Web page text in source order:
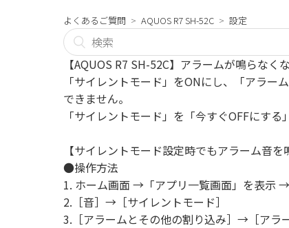
よくあるご質問 AQUOS R7 SH-52C 設定
【AQUOS R7 SH-52C】アラームが鳴らな
「サイレントモード」をONにし、「アラ
できません。
「サイレントモード」を「今すぐOFFにす
【サイレントモード設定時でもアラーム音を
●操作方法
1. ホーム画面 →「アプリ一覧画面」を表示 →
2.［音］→［サイレントモード］
3.［アラームとその他の割り込み］→［アラ